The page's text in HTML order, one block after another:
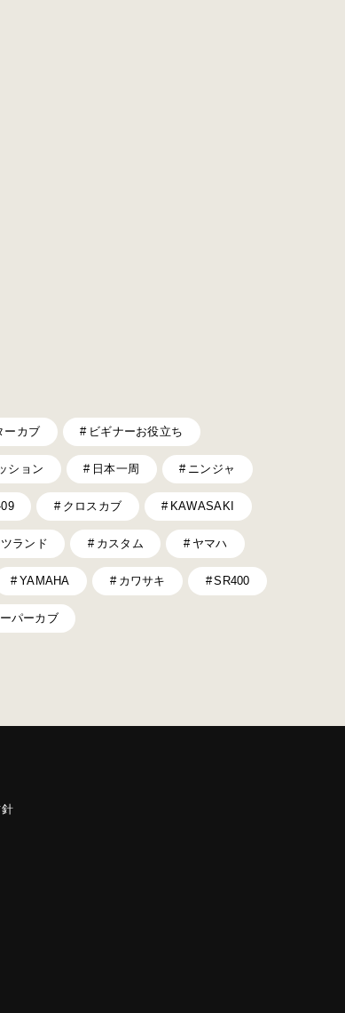
ーカブ ビギナーお役立ち
ション 日本一周 ニンジャ
09 クロスカブ KAWASAKI
ランド カスタム ヤマハ
YAMAHA カワサキ SR400
パーカブ